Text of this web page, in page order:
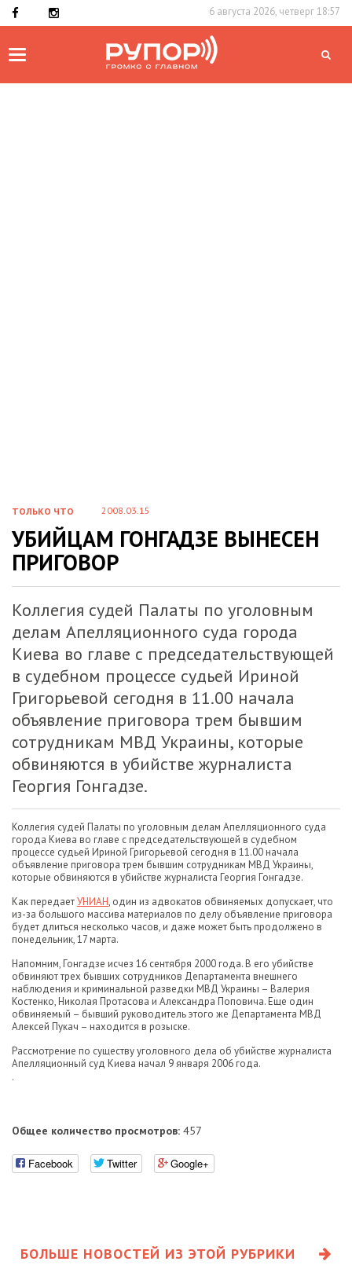
6 августа 2026, четверг 18:57
Toggle
ТОЛЬКО ЧТО 2008.03.15
УБИЙЦАМ ГОНГАДЗЕ ВЫНЕСЕН
ПРИГОВОР
Коллегия судей Палаты по уголовным
делам Апелляционного суда города
Киева во главе с председательствующей
в судебном процессе судьей Ириной
Григорьевой сегодня в 11.00 начала
объявление приговора трем бывшим
сотрудникам МВД Украины, которые
обвиняются в убийстве журналиста
Георгия Гонгадзе.
Коллегия судей Палаты по уголовным делам Апелляционного суда
города Киева во главе с председательствующей в судебном
процессе судьей Ириной Григорьевой сегодня в 11.00 начала
объявление приговора трем бывшим сотрудникам МВД Украины,
которые обвиняются в убийстве журналиста Георгия Гонгадзе.
Как передаетУНИАН, один из адвокатов обвиняемых допускает, что
из-за большого массива материалов по делу объявление приговора
будет длиться несколько часов, и даже может быть продолжено в
понедельник, 17 марта.
Напомним, Гонгадзе исчез 16 сентября 2000 года. В его убийстве
обвиняют трех бывших сотрудников Департамента внешнего
наблюдения и криминальной разведки МВД Украины – Валерия
Костенко, Николая Протасова и Александра Поповича. Еще один
обвиняемый – бывший руководитель этого же Департамента МВД
Алексей Пукач – находится в розыске.
Рассмотрение по существу уголовного дела об убийстве журналиста
Апелляционный суд Киева начал 9 января 2006 года.
.
Общее количество просмотров: 457
Facebook Twitter Google+
БОЛЬШЕ НОВОСТЕЙ ИЗ ЭТОЙ РУБРИКИ